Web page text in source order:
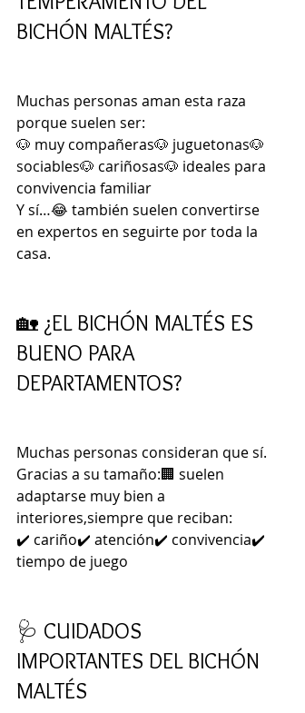
BICHÓN MALTÉS?
Muchas personas aman esta raza
porque suelen ser:
🐶 muy compañeras🐶 juguetonas🐶
sociables🐶 cariñosas🐶 ideales para
convivencia familiar
Y sí…😂 también suelen convertirse
en expertos en seguirte por toda la
casa.
🏡 ¿EL BICHÓN MALTÉS ES
BUENO PARA
DEPARTAMENTOS?
Muchas personas consideran que sí.
Gracias a su tamaño:🏢 suelen
adaptarse muy bien a
interiores,siempre que reciban:
✔️ cariño✔️ atención✔️ convivencia✔️
tiempo de juego
🩺 CUIDADOS
IMPORTANTES DEL BICHÓN
MALTÉS